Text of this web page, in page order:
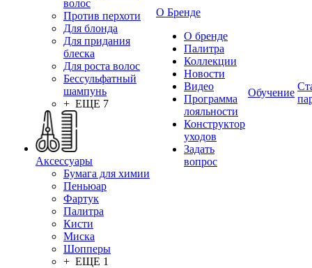
волос
Против перхоти
Для блонда
Для придания
блеска
Для роста волос
Бессульфатный
шампунь
+ ЕЩЕ 7
Аксессуары
Бумага для химии
Пеньюар
Фартук
Палитра
Кисти
Миска
Шопперы
+ ЕЩЕ 1
О Бренде
О бренде
Палитра
Коллекции
Новости
Видео
Программа
лояльности
Конструктор
уходов
Задать
вопрос
Обучение